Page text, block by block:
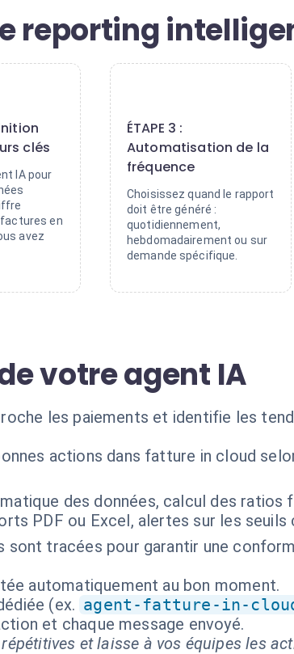
reporting
clés
IA pour
en
avez
ÉTAPE 3 :
Automatisation de la
fréquence
Choisissez quand le rapport
doit être généré :
quotidiennement,
hebdomadairement ou sur
demande spécifique.
votre agent IA
les paiements et identifie les
actions dans fatture in cloud
des données, calcul des ratios
PDF ou Excel, alertes sur les seuils
sont tracées pour garantir une
automatiquement au bon moment.
(ex. agent-fatture-in-
et chaque message envoyé.
et laisse à vos équipes les